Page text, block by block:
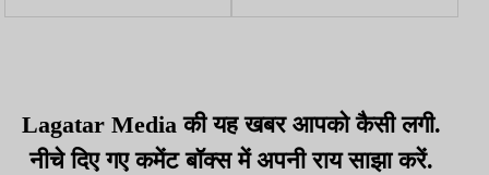
कई हिस्सों में भारी बारिश का
नाटो की सदस्यता, क्रीमिया
Lagatar Media की यह खबर आपको कैसी लगी.
नीचे दिए गए कमेंट बॉक्स में अपनी राय साझा करें.